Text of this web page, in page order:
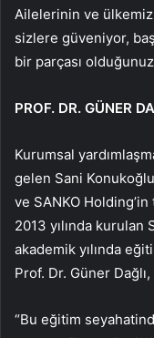
Ailelerinin ve
sizlere güveniyor,
bir parçası
PROF. DR. GÜNER
Kurumsal
gelen Sani
ve SANKO
2013 yılında kurulan
akademik yılında
Prof. Dr. Güner
“Bu eğitim